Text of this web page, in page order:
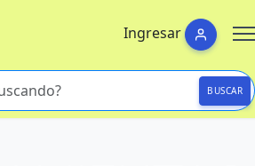
Ingresar
BUSCAR